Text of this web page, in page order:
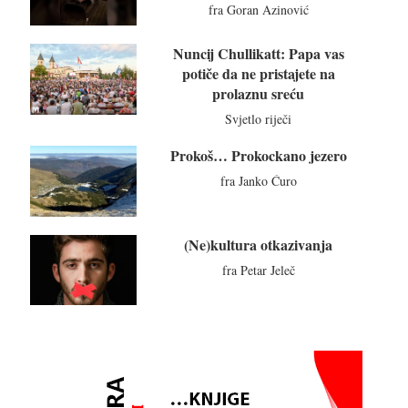
fra Goran Azinović
Nuncij Chullikatt: Papa vas
potiče da ne pristajete na
prolaznu sreću
Svjetlo riječi
Prokoš… Prokockano jezero
fra Janko Ćuro
(Ne)kultura otkazivanja
fra Petar Jeleč